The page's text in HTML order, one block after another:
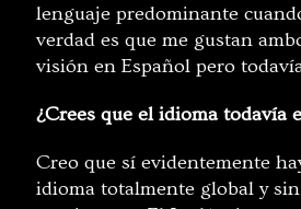
lenguaje predominante
verdad es que me gustan
visión en Español pero
¿Crees que el idioma todavía
Creo que sí evidentemente
idioma totalmente global y